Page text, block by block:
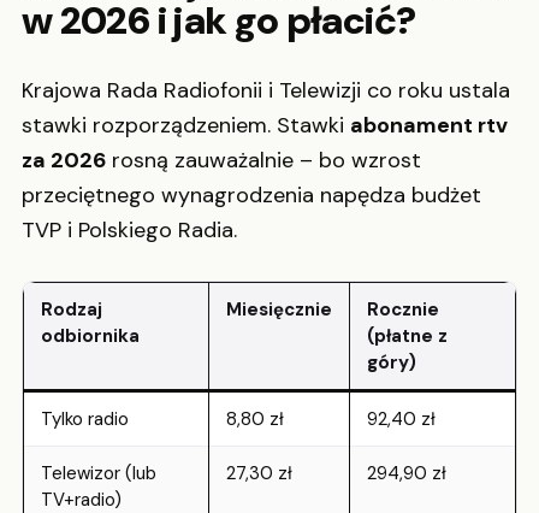
w 2026 i jak go płacić?
Krajowa Rada Radiofonii i Telewizji co roku ustala
stawki rozporządzeniem. Stawki abonament rtv
za 2026 rosną zauważalnie – bo wzrost
przeciętnego wynagrodzenia napędza budżet
TVP i Polskiego Radia.
Rodzaj
odbiornika
Miesięcznie
Rocznie
(płatne z
góry)
Tylko radio 8,80 zł 92,40 zł
Telewizor (lub
TV+radio)
27,30 zł 294,90 zł